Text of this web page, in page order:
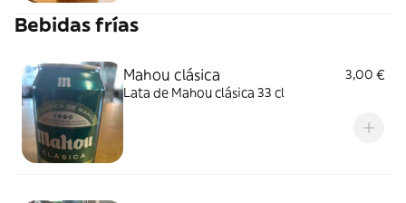
Bebidas frías
Mahou clásica
3,00 €
Lata de Mahou clásica 33 cl